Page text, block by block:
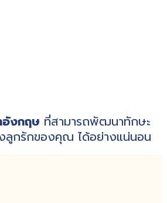
อังกฤษ ที่สามารถพัฒนาทักษะ
ลูกรักของคุณ ได้อย่างแน่นอน